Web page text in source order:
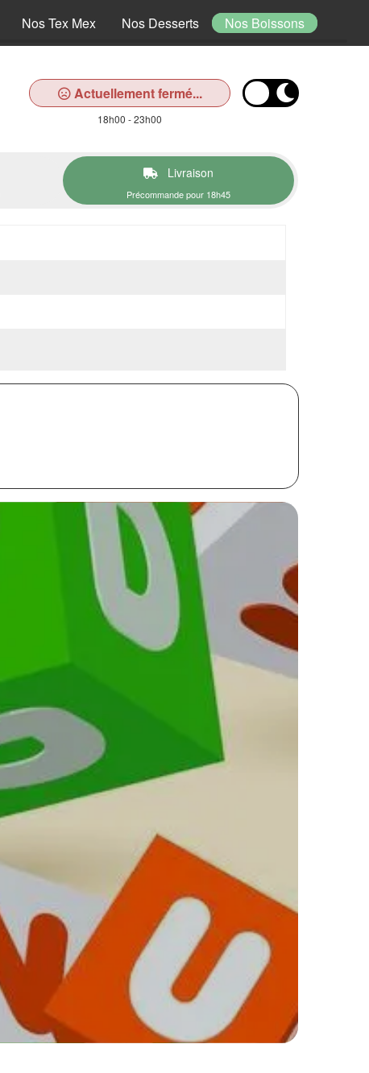
Nos Tex Mex Nos Desserts Nos Boissons
Actuellement fermé...
18h00 - 23h00
Livraison
Précommande pour 18h45